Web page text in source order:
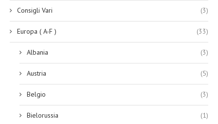
Consigli Vari (3)
Europa ( A-F ) (33)
Albania (3)
Austria (5)
Belgio (3)
Bielorussia (1)